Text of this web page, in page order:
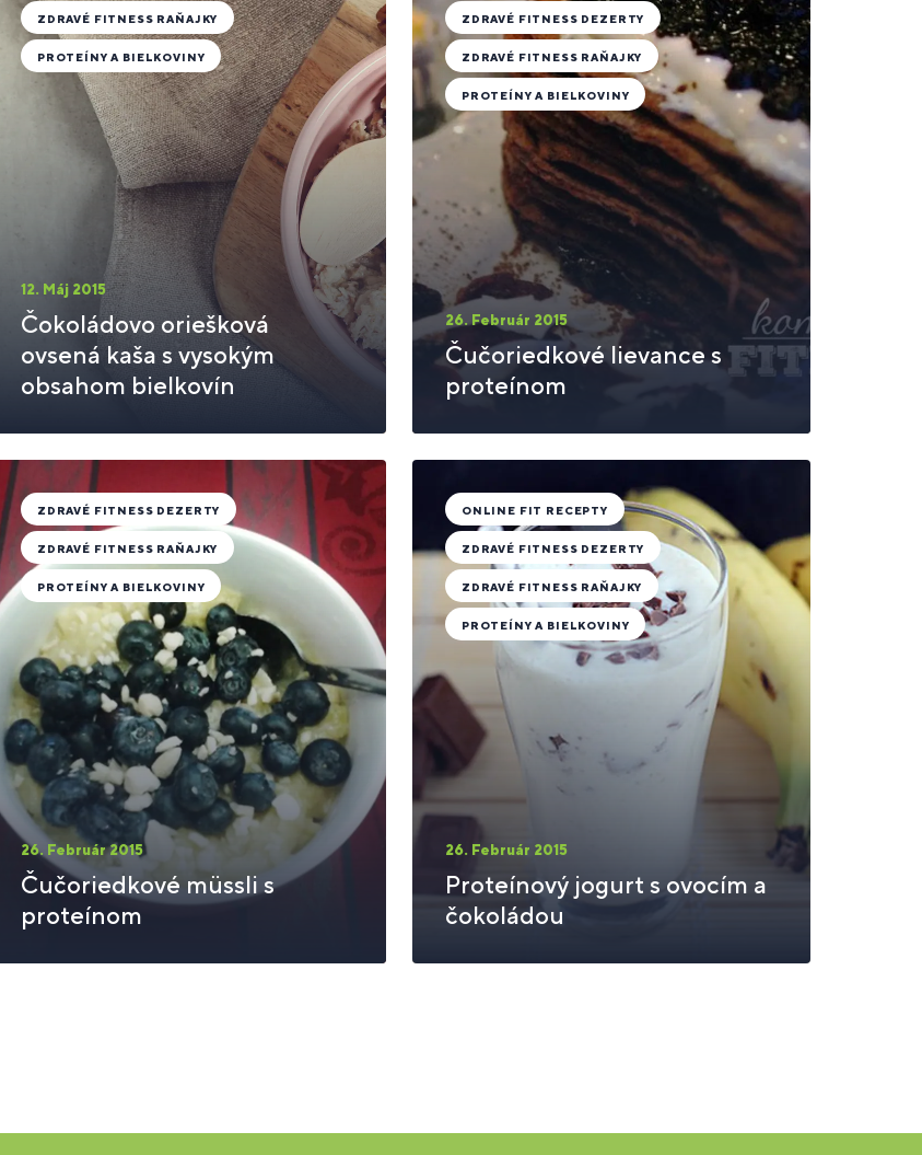
12. Máj 2015
Čokoládovo oriešková
ovsená kaša s vysokým
obsahom bielkovín
ZDRAVÉ FITNESS RAŇAJKY
PROTEÍNY A BIELKOVINY
26. Február 2015
Čučoriedkové lievance s
proteínom
ZDRAVÉ FITNESS DEZERTY
ZDRAVÉ FITNESS RAŇAJKY
PROTEÍNY A BIELKOVINY
26. Február 2015
Čučoriedkové müssli s
proteínom
ZDRAVÉ FITNESS DEZERTY
ZDRAVÉ FITNESS RAŇAJKY
PROTEÍNY A BIELKOVINY
26. Február 2015
Proteínový jogurt s ovocím a
čokoládou
ONLINE FIT RECEPTY
ZDRAVÉ FITNESS DEZERTY
ZDRAVÉ FITNESS RAŇAJKY
PROTEÍNY A BIELKOVINY